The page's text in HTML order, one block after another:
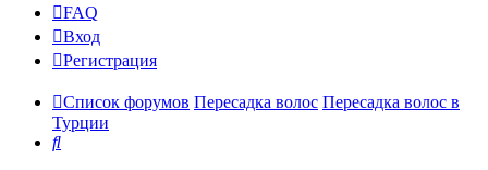
FAQ
Вход
Регистрация
Список форумов Пересадка волос Пересадка волос в
Турции
Поиск